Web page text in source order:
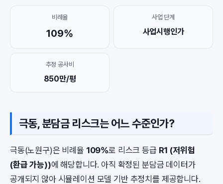
비례율
109%
사업 단계
사업시행인가
추정 공사비
850만/평
극동, 분담금 리스크는 어느 수준인가?
극동(노원구)은 비례율 109%로 리스크 등급 R1 (저위험
(환급 가능))에 해당합니다. 아직 확정된 분담금 데이터가
공개되지 않아 시뮬레이션 모델 기반 추정치를 제공합니다.